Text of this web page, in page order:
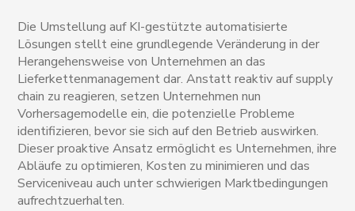
Die Umstellung auf KI-gestützte automatisierte
Lösungen stellt eine grundlegende Veränderung in der
Herangehensweise von Unternehmen an das
Lieferkettenmanagement dar. Anstatt reaktiv auf supply
chain zu reagieren, setzen Unternehmen nun
Vorhersagemodelle ein, die potenzielle Probleme
identifizieren, bevor sie sich auf den Betrieb auswirken.
Dieser proaktive Ansatz ermöglicht es Unternehmen, ihre
Abläufe zu optimieren, Kosten zu minimieren und das
Serviceniveau auch unter schwierigen Marktbedingungen
aufrechtzuerhalten.